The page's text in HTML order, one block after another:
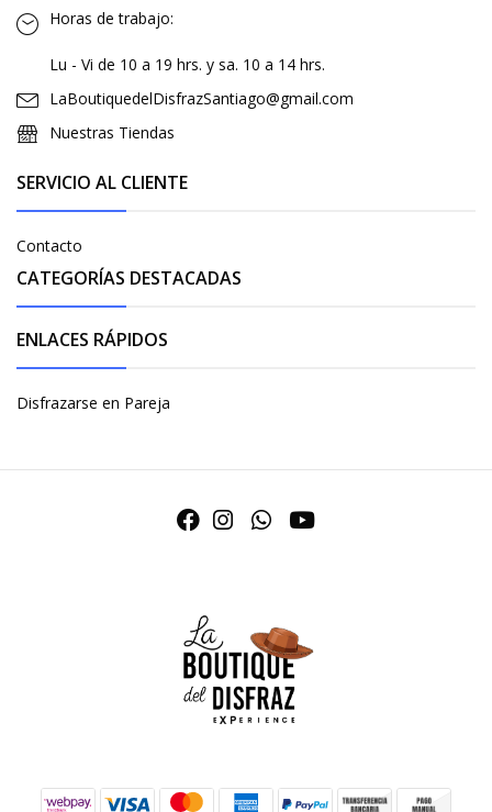
Horas de trabajo:
Lu - Vi de 10 a 19 hrs. y sa. 10 a 14 hrs.
LaBoutiquedelDisfrazSantiago@gmail.com
Nuestras Tiendas
SERVICIO AL CLIENTE
Contacto
CATEGORÍAS DESTACADAS
ENLACES RÁPIDOS
Disfrazarse en Pareja